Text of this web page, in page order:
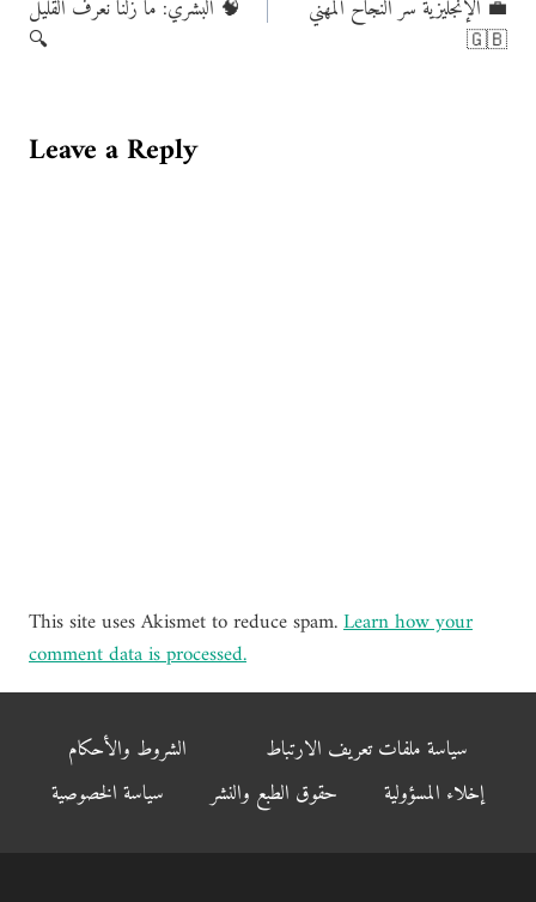
البشري: ما زلنا نعرف القليل 🧠
🔍
الإنجليزية سر النجاح المهني 💼
🇬🇧
Leave a Reply
This site uses Akismet to reduce spam.Learn how your
comment data is processed.
الشروط والأحكام
سياسة ملفات تعريف الارتباط
سياسة الخصوصية
حقوق الطبع والنشر إخلاء المسؤولية